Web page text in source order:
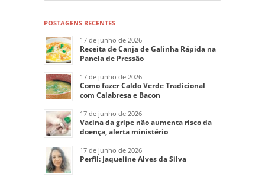
POSTAGENS RECENTES
17 de junho de 2026
Receita de Canja de Galinha Rápida na
Panela de Pressão
17 de junho de 2026
Como fazer Caldo Verde Tradicional
com Calabresa e Bacon
17 de junho de 2026
Vacina da gripe não aumenta risco da
doença, alerta ministério
17 de junho de 2026
Perfil: Jaqueline Alves da Silva